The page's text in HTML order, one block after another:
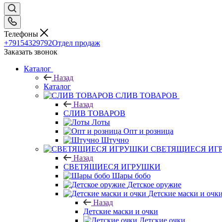
Телефоны
+79154329792Отдел продаж
Заказать звонок
Каталог
Назад
Каталог
CЛИВ ТОВАРОВ
Назад
CЛИВ ТОВАРОВ
Лоты
Опт и розница
Штучно
СВЕТЯЩИЕСЯ
Назад
СВЕТЯЩИЕСЯ ИГРУШКИ
Шары бобо
Детское оружие
Детские маски и очки
Назад
Детские маски и очки
Детские очки